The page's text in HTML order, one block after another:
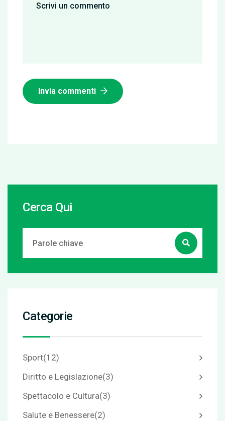
Invia commenti
Cerca Qui
Categorie
Sport(12)
Diritto e Legislazione(3)
Spettacolo e Cultura(3)
Salute e Benessere(2)